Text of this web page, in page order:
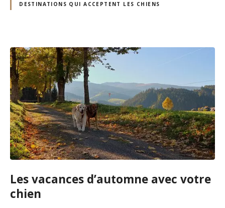
DESTINATIONS QUI ACCEPTENT LES CHIENS
Les vacances d’automne avec votre
chien